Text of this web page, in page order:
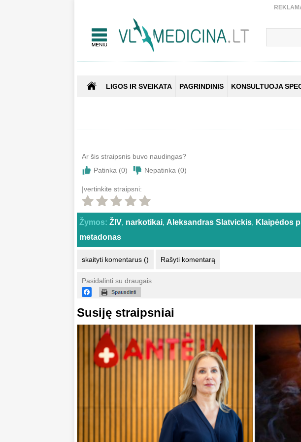
LIGOS IR SVEIKATA PAGRINDINIS KONSULTUOJA
Ar šis straipsnis buvo naudingas?
Patinka (0) Nepatinka (0)
Įvertinkite straipsni:
Žymos: ŽIV, narkotikai, Aleksandras Slatvickis, Klaipėdos
metadonas
skaityti komentarus () Rašyti komentarą
Pasidalinti su draugais
Susiję straipsniai